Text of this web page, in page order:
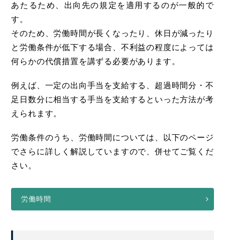
あたるため、出向先の規定を適用するのが一般的で
す。
そのため、労働時間が長くなったり、休日が減ったり
と労働条件が低下する場合、不利益の程度によっては
何らかの代償措置を講ずる必要があります。
例えば、一定の出向手当を支給する、超過時間分・不
足日数分に相当する手当を支給するといった方法が考
えられます。
労働条件のうち、労働時間については、以下のページ
でさらに詳しく解説していますので、併せてご覧くだ
さい。
労働時間